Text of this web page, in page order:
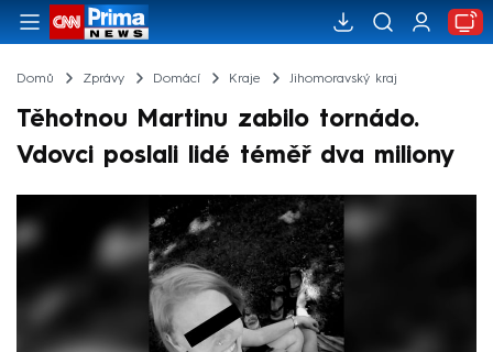
Domů Zprávy Domácí Kraje Jihomoravský kraj
Těhotnou Martinu zabilo tornádo.
Vdovci poslali lidé téměř dva miliony